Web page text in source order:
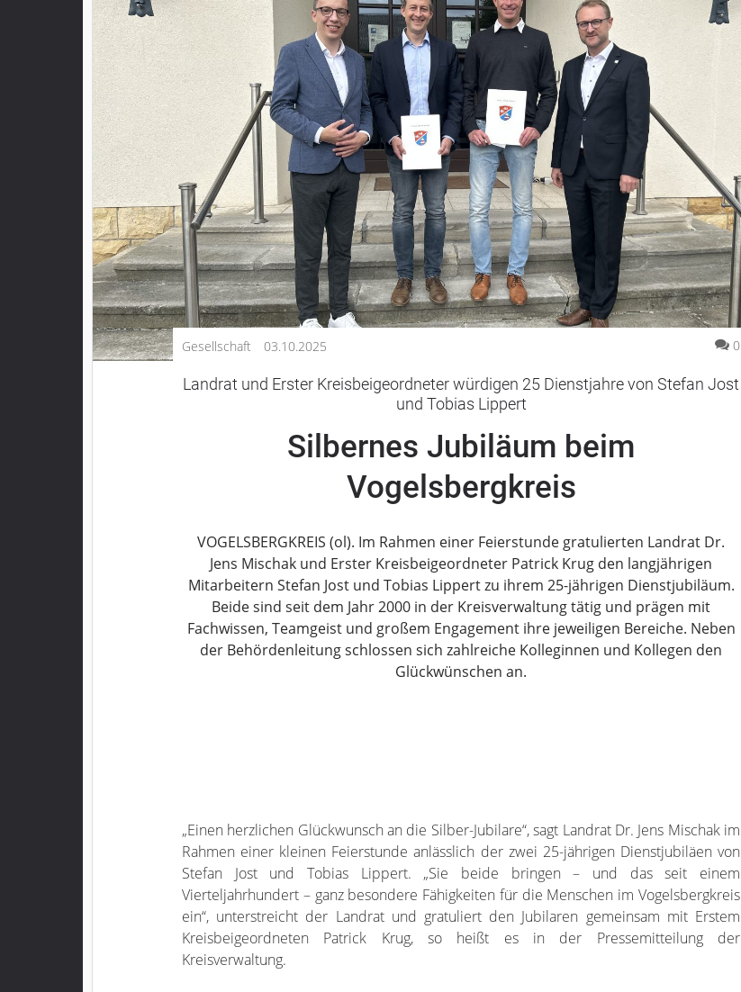
Kultur
Lifestyle
Wirtschaft
Vogelsberg
Alsfeld
Lauterbach
Romrod
Homberg
Ohm
Schotten
Schlitz
Antrifttal
Feldatal
Gesellschaft 03.10.2025 0
Landrat und Erster Kreisbeigeordneter würdigen 25 Dienstjahre von Stefan Jost
und Tobias Lippert
Silbernes Jubiläum beim
Vogelsbergkreis
VOGELSBERGKREIS (ol). Im Rahmen einer Feierstunde gratulierten Landrat Dr.
Jens Mischak und Erster Kreisbeigeordneter Patrick Krug den langjährigen
Mitarbeitern Stefan Jost und Tobias Lippert zu ihrem 25-jährigen Dienstjubiläum.
Beide sind seit dem Jahr 2000 in der Kreisverwaltung tätig und prägen mit
Fachwissen, Teamgeist und großem Engagement ihre jeweiligen Bereiche. Neben
der Behördenleitung schlossen sich zahlreiche Kolleginnen und Kollegen den
Glückwünschen an.
„Einen herzlichen Glückwunsch an die Silber-Jubilare“, sagt Landrat Dr. Jens Mischak im
Rahmen einer kleinen Feierstunde anlässlich der zwei 25-jährigen Dienstjubiläen von
Stefan Jost und Tobias Lippert. „Sie beide bringen – und das seit einem
Vierteljahrhundert – ganz besondere Fähigkeiten für die Menschen im Vogelsbergkreis
ein“, unterstreicht der Landrat und gratuliert den Jubilaren gemeinsam mit Erstem
Kreisbeigeordneten Patrick Krug, so heißt es in der Pressemitteilung der
Kreisverwaltung.